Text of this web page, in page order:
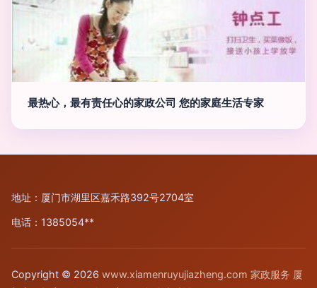
最热心，最有责任心的家政公司 您的家庭生活专家
地址：厦门市湖里区嘉禾路392号2704室
电话：1385054**
Copyright © 2026 www.xiamenruyujiazheng.com 家政服务 厦